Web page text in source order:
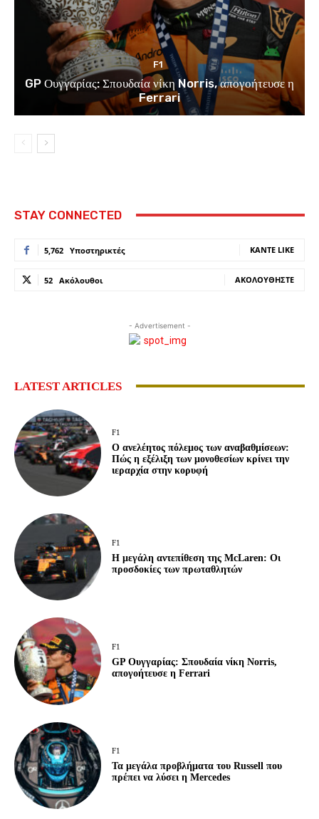
F1
GP Ουγγαρίας: Σπουδαία νίκη Norris, απογοήτευσε η
Ferrari
STAY CONNECTED
5,762 Υποστηρικτές ΚΆΝΤΕ LIKE
52 Ακόλουθοι ΑΚΟΛΟΥΘΉΣΤΕ
- Advertisement -
LATEST ARTICLES
F1
Ο ανελέητος πόλεμος των αναβαθμίσεων:
Πώς η εξέλιξη των μονοθεσίων κρίνει την
ιεραρχία στην κορυφή
F1
Η μεγάλη αντεπίθεση της McLaren: Οι
προσδοκίες των πρωταθλητών
F1
GP Ουγγαρίας: Σπουδαία νίκη Norris,
απογοήτευσε η Ferrari
F1
Τα μεγάλα προβλήματα του Russell που
πρέπει να λύσει η Mercedes